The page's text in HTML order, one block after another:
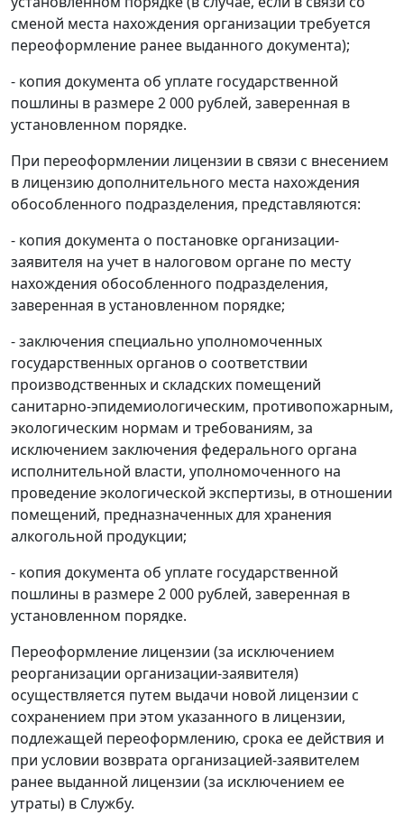
сменой места нахождения организации требуется
переоформление ранее выданного документа);
- копия документа об уплате государственной
пошлины в размере 2 000 рублей, заверенная в
установленном порядке.
При переоформлении лицензии в связи с внесением
в лицензию дополнительного места нахождения
обособленного подразделения, представляются:
- копия документа о постановке организации-
заявителя на учет в налоговом органе по месту
нахождения обособленного подразделения,
заверенная в установленном порядке;
- заключения специально уполномоченных
государственных органов о соответствии
производственных и складских помещений
санитарно-эпидемиологическим, противопожарным,
экологическим нормам и требованиям, за
исключением заключения федерального органа
исполнительной власти, уполномоченного на
проведение экологической экспертизы, в отношении
помещений, предназначенных для хранения
алкогольной продукции;
- копия документа об уплате государственной
пошлины в размере 2 000 рублей, заверенная в
установленном порядке.
Переоформление лицензии (за исключением
реорганизации организации-заявителя)
осуществляется путем выдачи новой лицензии с
сохранением при этом указанного в лицензии,
подлежащей переоформлению, срока ее действия и
при условии возврата организацией-заявителем
ранее выданной лицензии (за исключением ее
утраты) в Службу.